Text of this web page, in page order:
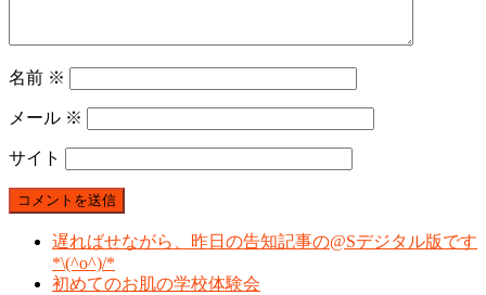
名前 ※
メール ※
サイト
遅ればせながら、昨日の告知記事の@Sデジタル版です
*\(^o^)/*
初めてのお肌の学校体験会